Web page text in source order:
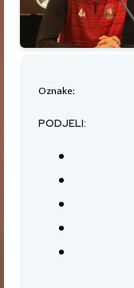
Oznake:
PODJELI: